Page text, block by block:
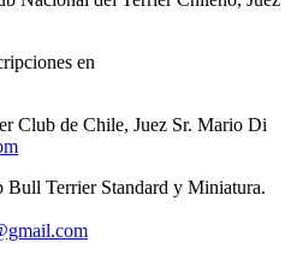
en
Club de Chile, Juez Sr. Mario Di
Bull Terrier Standard y Miniatura.